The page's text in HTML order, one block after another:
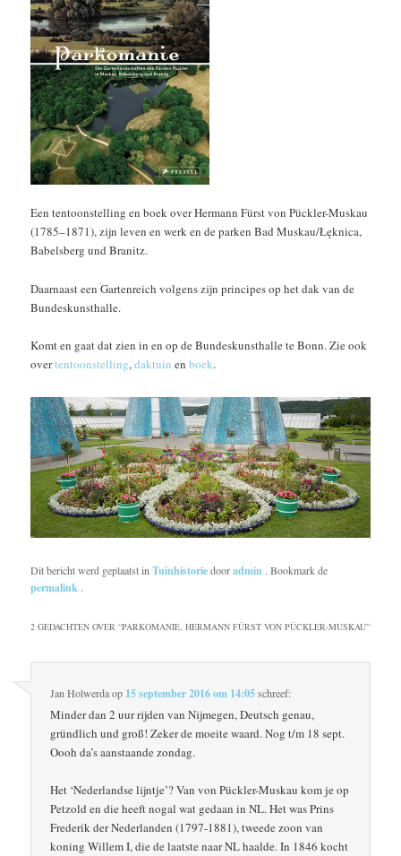
Een tentoonstelling en boek over Hermann Fürst von Pückler-Muskau
(1785–1871), zijn leven en werk en de parken Bad Muskau/Łęknica,
Babelsberg und Branitz.
Daarnaast een Gartenreich volgens zijn principes op het dak van de
Bundeskunsthalle.
Komt en gaat dat zien in en op de Bundeskunsthalle te Bonn. Zie ook
overtentoonstelling,daktuin enboek.
Dit bericht werd geplaatst inTuinhistoriedooradmin . Bookmark de
permalink .
2 GEDACHTEN OVER “PARKOMANIE, HERMANN FÜRST VON PÜCKLER-MUSKAU”
Jan Holwerdaop 15 september 2016 om 14:05schreef:
Minder dan 2 uur rijden van Nijmegen, Deutsch genau,
gründlich und groß! Zeker de moeite waard. Nog t/m 18 sept.
Oooh da’s aanstaande zondag.
Het ‘Nederlandse lijntje’? Van von Pückler-Muskau kom je op
Petzold en die heeft nogal wat gedaan in NL. Het was Prins
Frederik der Nederlanden (1797-1881), tweede zoon van
koning Willem I, die de laatste naar NL haalde. In 1846 kocht